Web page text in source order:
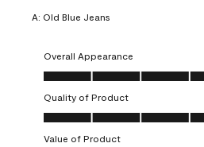
A: Old Blue Jeans
Overall Appearance
Overall Appearance, 5.0 out of 5
Quality of Product
Quality of Product, 5.0 out of 5
Value of Product